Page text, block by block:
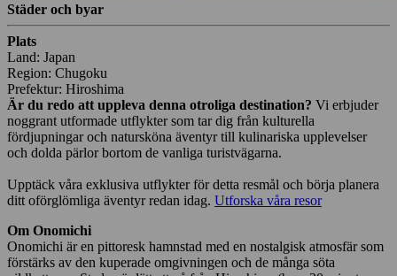
Städer och byar
Plats
Land: Japan
Region: Chugoku
Prefektur: Hiroshima
Är du redo att uppleva denna otroliga destination? Vi erbjuder
noggrant utformade utflykter som tar dig från kulturella
fördjupningar och natursköna äventyr till kulinariska upplevelser
och dolda pärlor bortom de vanliga turistvägarna.
Upptäck våra exklusiva utflykter för detta resmål och börja planera
ditt oförglömliga äventyr redan idag. Utforska våra resor
Om Onomichi
Onomichi är en pittoresk hamnstad med en nostalgisk atmosfär som
förstärks av den kuperade omgivningen och de många söta